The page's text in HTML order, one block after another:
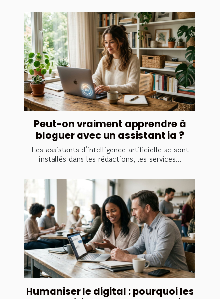
Peut-on vraiment apprendre à
bloguer avec un assistant ia ?
Les assistants d’intelligence artificielle se sont
installés dans les rédactions, les services...
Humaniser le digital : pourquoi les